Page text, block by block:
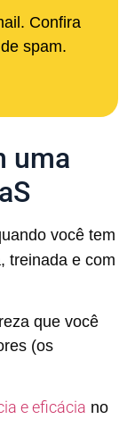
Confira
spam.
uma
você tem
treinada e com
que você
(os
e eficácia no